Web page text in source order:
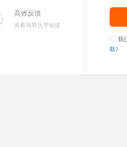
高效反馈
谁看我简历早知道
我
款》